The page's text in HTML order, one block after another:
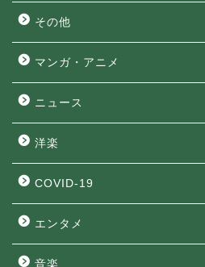
その他
マンガ・アニメ
ニュース
洋楽
COVID-19
エンタメ
音楽